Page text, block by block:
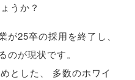
うか？
が25卒の採用を終了し 、
のが現状です。
とした 、
多数のホワイ